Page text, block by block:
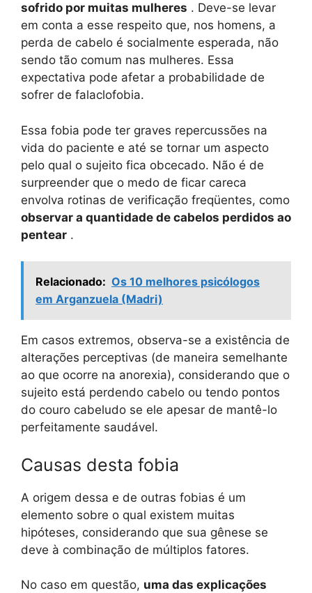
sofrido por muitas mulheres . Deve-se levar
em conta a esse respeito que, nos homens, a
perda de cabelo é socialmente esperada, não
sendo tão comum nas mulheres. Essa
expectativa pode afetar a probabilidade de
sofrer de falaclofobia.
Essa fobia pode ter graves repercussões na
vida do paciente e até se tornar um aspecto
pelo qual o sujeito fica obcecado. Não é de
surpreender que o medo de ficar careca
envolva rotinas de verificação freqüentes, como
observar a quantidade de cabelos perdidos ao
pentear .
Relacionado: Os 10 melhores psicólogos
em Arganzuela (Madri)
Em casos extremos, observa-se a existência de
alterações perceptivas (de maneira semelhante
ao que ocorre na anorexia), considerando que o
sujeito está perdendo cabelo ou tendo pontos
do couro cabeludo se ele apesar de mantê-lo
perfeitamente saudável.
Causas desta fobia
A origem dessa e de outras fobias é um
elemento sobre o qual existem muitas
hipóteses, considerando que sua gênese se
deve à combinação de múltiplos fatores.
No caso em questão, uma das explicações